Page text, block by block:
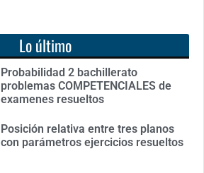
Lo último
Probabilidad 2 bachillerato
problemas COMPETENCIALES de
examenes resueltos
Posición relativa entre tres planos
con parámetros ejercicios resueltos